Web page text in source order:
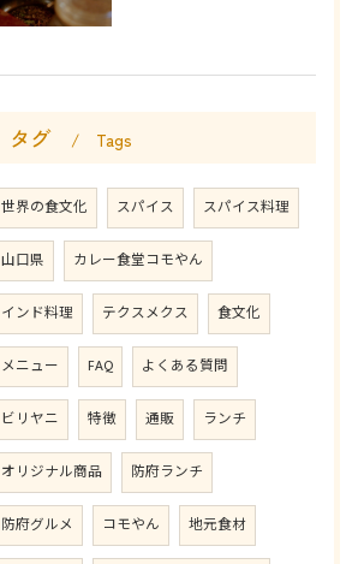
タグ Tags
世界の食文化 スパイス スパイス料理
山口県 カレー食堂コモやん
インド料理 テクスメクス 食文化
メニュー FAQ よくある質問
ビリヤニ 特徴 通販 ランチ
オリジナル商品 防府ランチ
防府グルメ コモやん 地元食材